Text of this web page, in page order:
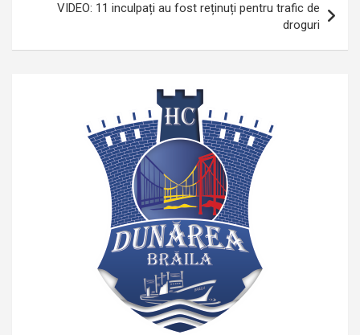
VIDEO: 11 inculpați au fost reținuți pentru trafic de
droguri